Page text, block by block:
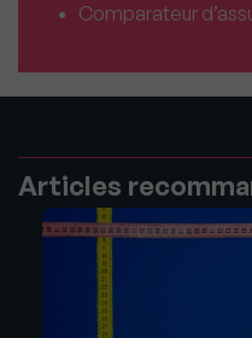
Comparateur
Articles